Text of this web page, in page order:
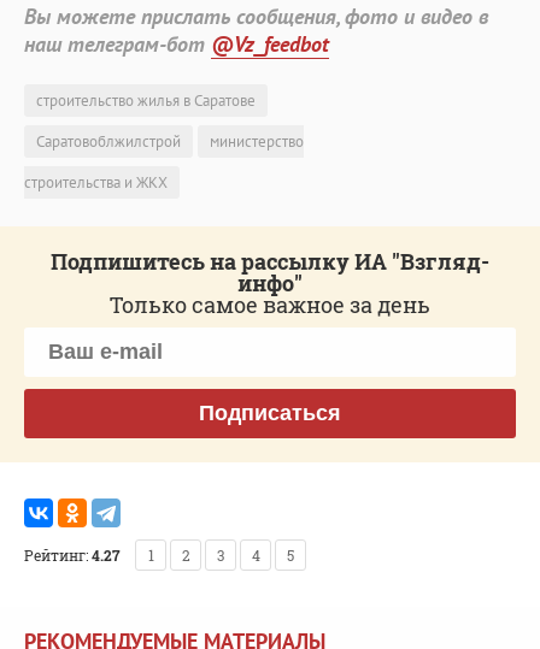
Вы можете прислать сообщения, фото и видео в
наш телеграм-бот @Vz_feedbot
строительство жилья в Саратове
Саратовоблжилстрой
министерство
строительства и ЖКХ
Подпишитесь на рассылку ИА "Взгляд-
инфо"
Только самое важное за день
Подписаться
Рейтинг:4.27 1 2 3 4 5
РЕКОМЕНДУЕМЫЕ МАТЕРИАЛЫ